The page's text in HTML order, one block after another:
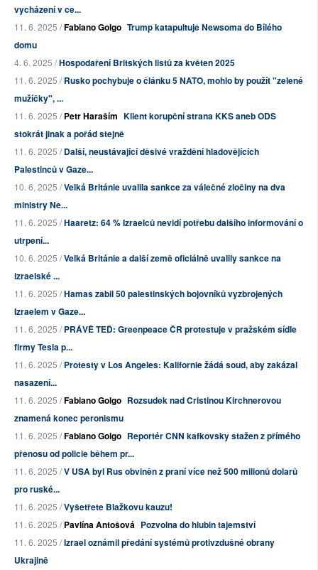
vycházení v ce...
11. 6. 2025 /Fabiano Golgo Trump katapultuje Newsoma do Bílého
domu
4. 6. 2025 /Hospodaření Britských listů za květen 2025
11. 6. 2025 /Rusko pochybuje o článku 5 NATO, mohlo by použít "zelené
mužíčky", ...
11. 6. 2025 /Petr Haraším Klient korupční strana KKS aneb ODS
stokrát jinak a pořád stejně
11. 6. 2025 /Další, neustávající děsivé vraždění hladovějících
Palestinců v Gaze...
10. 6. 2025 /Velká Británie uvalila sankce za válečné zločiny na dva
ministry Ne...
11. 6. 2025 /Haaretz: 64 % Izraelců nevidí potřebu dalšího informování o
utrpení...
10. 6. 2025 /Velká Británie a další země oficiálně uvalily sankce na
izraelské ...
11. 6. 2025 /Hamas zabil 50 palestinských bojovníků vyzbrojených
Izraelem v Gaze...
11. 6. 2025 /PRÁVĚ TEĎ: Greenpeace ČR protestuje v pražském sídle
firmy Tesla p...
11. 6. 2025 /Protesty v Los Angeles: Kalifornie žádá soud, aby zakázal
nasazení...
11. 6. 2025 /Fabiano Golgo Rozsudek nad Cristinou Kirchnerovou
znamená konec peronismu
11. 6. 2025 /Fabiano Golgo Reportér CNN kafkovsky stažen z přímého
přenosu od policie během pr...
11. 6. 2025 /V USA byl Rus obviněn z praní více než 500 milionů dolarů
pro ruské...
11. 6. 2025 /Vyšetřete Blažkovu kauzu!
11. 6. 2025 /Pavlína Antošová Pozvolna do hlubin tajemství
11. 6. 2025 /Izrael oznámil předání systémů protivzdušné obrany
Ukrajině